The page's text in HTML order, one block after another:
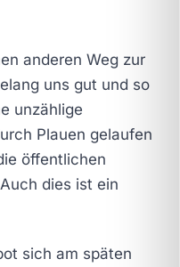
anderen Weg zur
uns gut und so
unzählige
Plauen gelaufen
öffentlichen
dies ist ein
sich am späten